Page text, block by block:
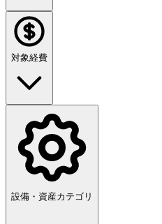
対象経費
設備・資産カテゴリ